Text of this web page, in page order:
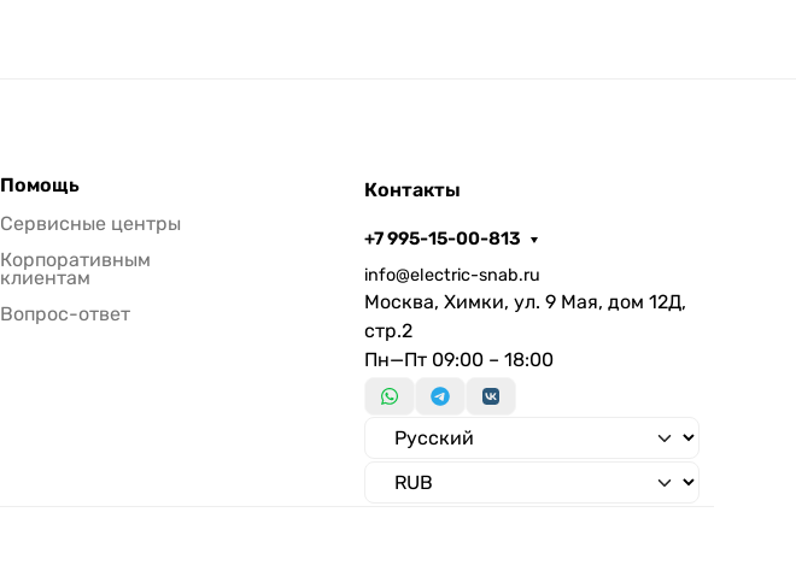
Помощь
Сервисные центры
Корпоративным
клиентам
Вопрос-ответ
Контакты
+7 995-15-00-813
info@electric-snab.ru
Москва, Химки, ул. 9 Мая, дом 12Д,
стр.2
Пн—Пт 09:00 – 18:00